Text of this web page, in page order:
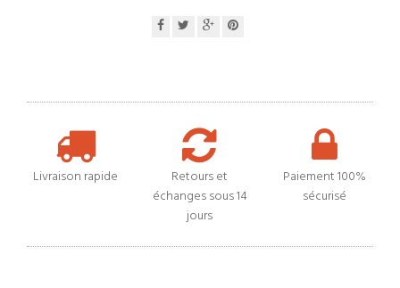
Livraison rapide
Retours et
échanges sous 14
jours
Paiement 100%
sécurisé